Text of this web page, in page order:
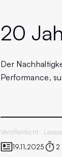
20
Der
Performance,
Veröffentlicht
19.11.2025
2